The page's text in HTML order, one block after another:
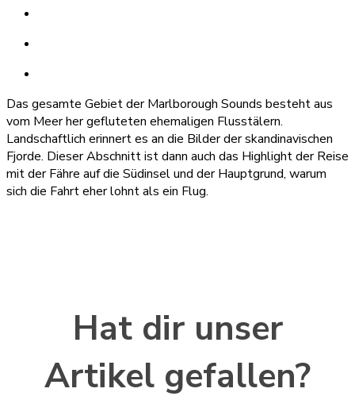
Das gesamte Gebiet der Marlborough Sounds besteht aus
vom Meer her gefluteten ehemaligen Flusstälern.
Landschaftlich erinnert es an die Bilder der skandinavischen
Fjorde. Dieser Abschnitt ist dann auch das Highlight der Reise
mit der Fähre auf die Südinsel und der Hauptgrund, warum
sich die Fahrt eher lohnt als ein Flug.
Hat dir unser
Artikel gefallen?